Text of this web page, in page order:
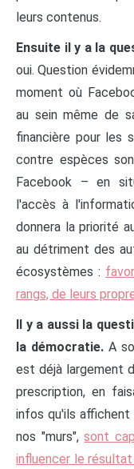
leurs contenus.
Ensuite il y a la
oui. Question
moment où
au sein même de
financière pour les
contre espèces
Facebook – en
l'accès à
donnera la priorité
au détriment des
écosystèmes :
rangs, de leurs
Il y a aussi la
la démocratie. A
est déjà largement
prescription, en
infos qu'ils affichent
nos "murs",sont
influencer le